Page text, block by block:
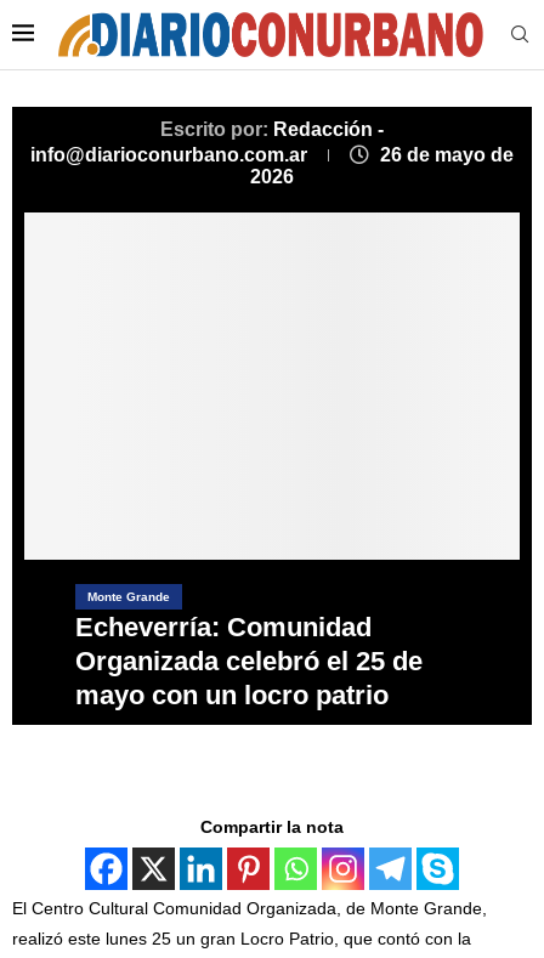
Escrito por: Redacción -
info@diarioconurbano.com.ar
26 de mayo de
2026
Monte Grande
Echeverría: Comunidad
Organizada celebró el 25 de
mayo con un locro patrio
Compartir la nota
El Centro Cultural Comunidad Organizada, de Monte Grande,
realizó este lunes 25 un gran Locro Patrio, que contó con la